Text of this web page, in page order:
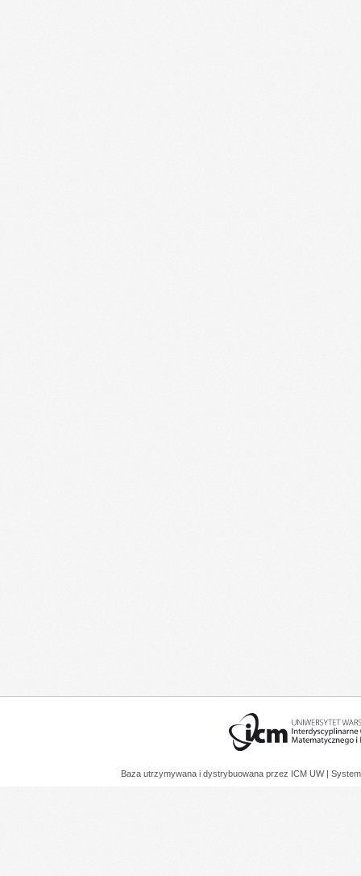
Baza utrzymywana i dystrybuowana przez ICM UW |